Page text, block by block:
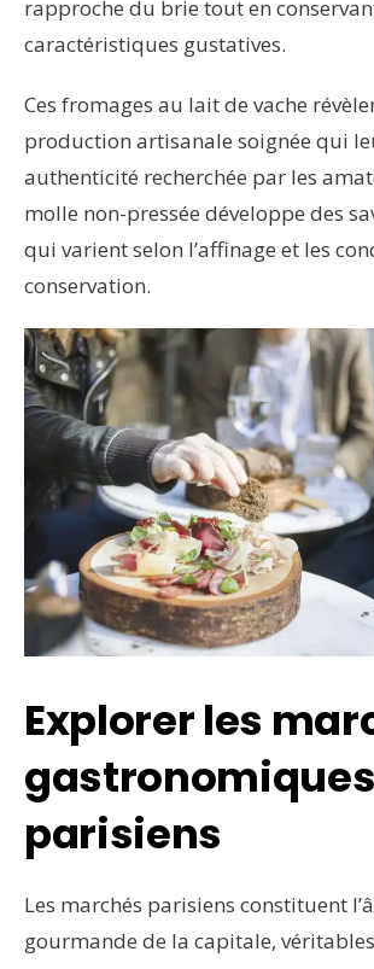
rapproche du brie tout en
caractéristiques gustatives.
Ces fromages au lait de vache
production artisanale soignée qui
authenticité recherchée par les
molle non-pressée développe des
qui varient selon l’affinage et les
conservation.
Explorer les
gastronomiques
parisiens
Les marchés parisiens constituent
gourmande de la capitale,